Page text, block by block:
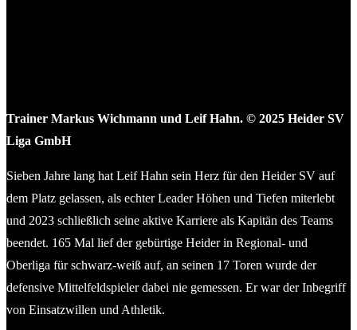
Trainer Markus Wichmann und Leif Hahn. © 2025 Heider SV
Liga GmbH
Sieben Jahre lang hat Leif Hahn sein Herz für den Heider SV auf
dem Platz gelassen, als echter Leader Höhen und Tiefen miterlebt
und 2023 schließlich seine aktive Karriere als Kapitän des Teams
beendet. 165 Mal lief der gebürtige Heider in Regional- und
Oberliga für schwarz-weiß auf, an seinen 17 Toren wurde der
defensive Mittelfeldspieler dabei nie gemessen. Er war der Inbegriff
von Einsatzwillen und Athletik.